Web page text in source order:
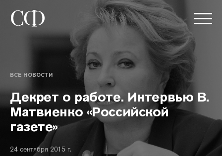
ВСЕ НОВОСТИ
Декрет о работе. Интервью В.
Матвиенко «Российской
газете»
24 сентября 2015 г.